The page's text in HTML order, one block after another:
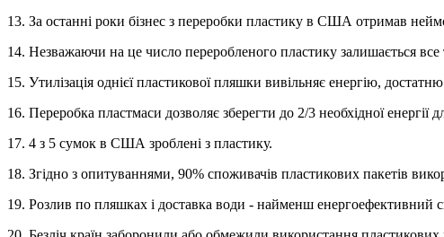
13. За останні роки бізнес з переробки пластику в США отримав
14. Незважаючи на це число переробленого пластику залишається
15. Утилізація однієї пластикової пляшки вивільняє енергію,
16. Переробка пластмаси дозволяє зберегти до 2/3 необхідної
17. 4 з 5 сумок в США зроблені з пластику.
18. Згідно з опитуваннями, 90% споживачів пластикових пакетів
19. Розлив по пляшках і доставка води - найменш енергоефективний